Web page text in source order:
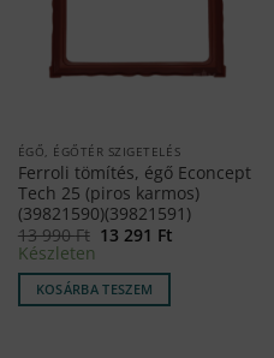
ÉGŐ, ÉGŐTÉR SZIGETELÉS
Ferroli tömítés, égő Econcept
Tech 25 (piros karmos)
(39821590)(39821591)
13 990Ft Original
13
990 Ft.
13 291 FtCurrent
Készleten
KOSÁRBA TESZEM